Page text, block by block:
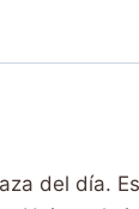
del día.